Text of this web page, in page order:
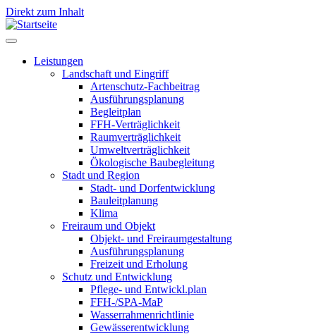
Direkt zum Inhalt
Leistungen
Leistungen
Landschaft und Eingriff
Artenschutz-Fachbeitrag
Ausführungsplanung
Begleitplan
FFH-Verträglichkeit
Raumverträglichkeit
Umweltverträglichkeit
Ökologische Baubegleitung
Stadt und Region
Stadt- und Dorfentwicklung
Bauleitplanung
Klima
Freiraum und Objekt
Objekt- und Freiraumgestaltung
Ausführungsplanung
Freizeit und Erholung
Schutz und Entwicklung
Pflege- und Entwickl.plan
FFH-/SPA-MaP
Wasserrahmenrichtlinie
Gewässerentwicklung